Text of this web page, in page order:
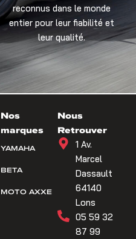
reconnus dans le monde
entier pour leur fiabilité et
leur qualité.
Nos
marques
YAMAHA
BETA
MOTO AXXE
Nous
Retrouver
1 Av.
Marcel
Dassault
64140
Lons
05 59 32
87 99